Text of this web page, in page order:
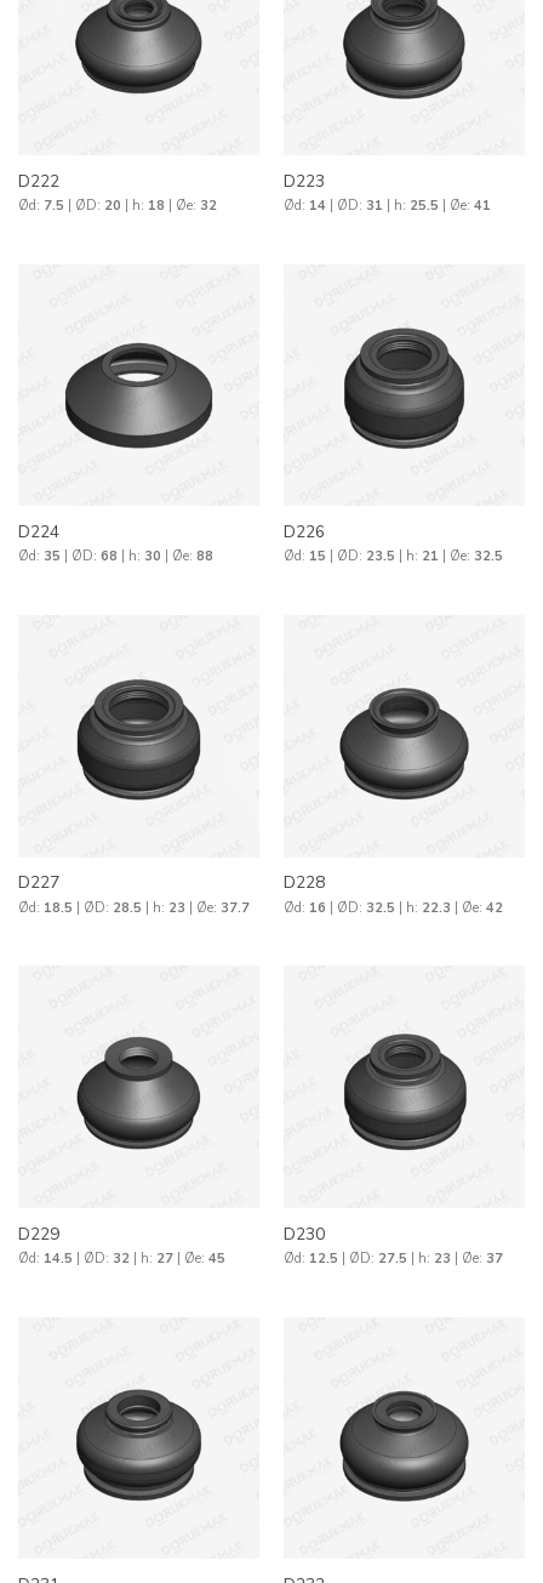
D222
Ød: 7.5 | ØD: 20 | h: 18 | Øe: 32
D223
Ød: 14| ØD: 31 | h: 25.5 | Øe: 41
D224
Ød: 35 | ØD: 68 | h: 30 | Øe: 88
D226
Ød: 15 | ØD: 23.5 | h: 21 | Øe: 32.5
D227
Ød: 18.5 | ØD: 28.5 | h: 23 | Øe: 37.7
D228
Ød: 16 | ØD: 32.5 | h: 22.3 | Øe: 42
D229
Ød: 14.5 | ØD: 32| h: 27| Øe: 45
D230
Ød: 12.5 | ØD: 27.5 | h: 23 | Øe: 37